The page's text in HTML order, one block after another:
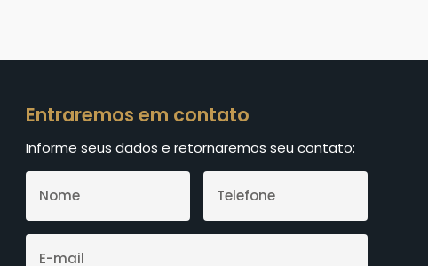
Entraremos em contato
Informe seus dados e retornaremos seu contato: